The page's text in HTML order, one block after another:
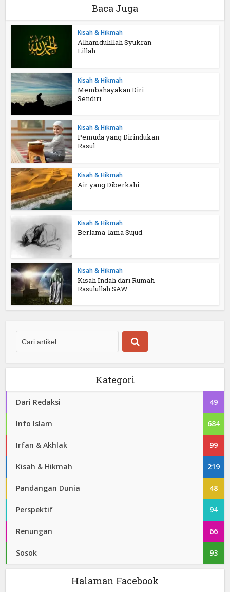
Baca Juga
Kisah & Hikmah
Alhamdulillah Syukran
Lillah
Kisah & Hikmah
Membahayakan Diri
Sendiri
Kisah & Hikmah
Pemuda yang Dirindukan
Rasul
Kisah & Hikmah
Air yang Diberkahi
Kisah & Hikmah
Berlama-lama Sujud
Kisah & Hikmah
Kisah Indah dari Rumah
Rasulullah SAW
Kategori
Dari Redaksi 49
Info Islam 684
Irfan & Akhlak 99
Kisah & Hikmah 219
Pandangan Dunia 48
Perspektif 94
Renungan 66
Sosok 93
Halaman Facebook